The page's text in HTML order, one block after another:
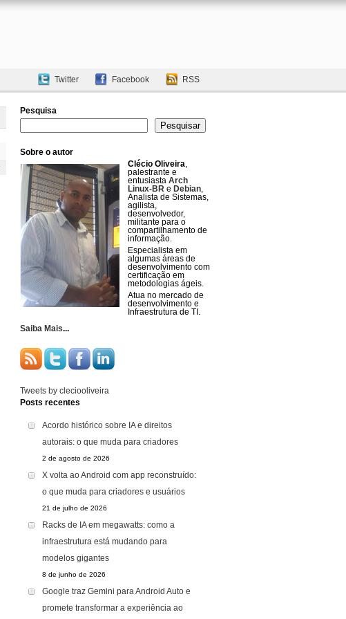
Twitter Facebook RSS
Pesquisa
Pesquisar
Pesquisar
Sobre o autor
Clécio Oliveira,
palestrante e
entusiasta Arch
Linux-BR e Debian,
Analista de Sistemas,
agilista,
desenvolvedor,
militante para o
compartilhamento de
informação.
Especialista em
algumas áreas de
desenvolvimento com
certificação em
metodologias ágeis.
Atua no mercado de
desenvolvimento e
Infraestrutura de TI.
Saiba Mais...
Tweets by cleciooliveira
Posts recentes
Acordo histórico sobre IA e direitos
autorais: o que muda para criadores
2 de agosto de 2026
X volta ao Android com app reconstruído:
o que muda para criadores e usuários
21 de julho de 2026
Racks de IA em megawatts: como a
infraestrutura está mudando para
modelos gigantes
8 de junho de 2026
Google traz Gemini para Android Auto e
promete transformar a experiência ao